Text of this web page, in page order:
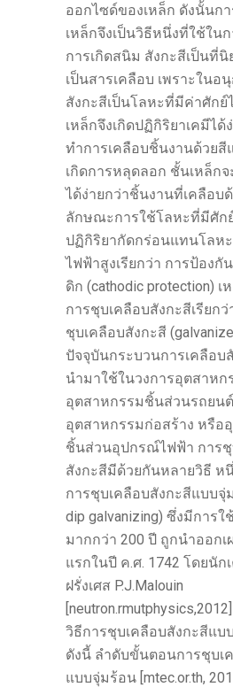
ออกไซด์ของเหล็ก ดังนั้นกา
เหล็กจึงเป็นวิธีหนึ่งที่ใช้ใน
การเกิดสนิม สังกะสีเป็นที่
เป็นสารเคลือบ เพราะในอ
สังกะสีเป็นโลหะที่มีค่าศักย์
เหล็กจึงเกิดปฏิกิริยาเคมีได้
ทำการเคลือบชิ้นงานด้วยสี
เกิดการหลุดลอก ชั้นเหล็ก
ได้ง่ายกว่าชิ้นงานที่เคลือบ
ลักษณะการใช้โลหะที่มีศัก
ปฏิกิริยากัดกร่อนแทนโลห
ไฟฟ้าสูงเรียกว่า การป้องกั
ดิก (cathodic protection) เ
การชุบเคลือบสังกะสีเรียกว่
ชุบเคลือบสังกะสี
ปัจจุบันกระบวนการเคลือบ
นำมาใช้ในวงการอุตสาหก
อุตสาหกรรมชิ้นส่วนรถยนต์
อุตสาหกรรมก่อสร้าง หรือ
ชิ้นส่วนอุปกรณ์ไฟฟ้า การชุ
สังกะสีมีด้วยกันหลายวิธี ห
การชุบเคลือบสังกะสีแบบจุ่
dip galvanizing) ซึ่งมีการใ
มากกว่า 200 ปี ถูกนำออกเ
แรกในปี ค.ศ. 1742 โดยนัก
ฝรั่งเศส P.J.Malouin
วิธีการชุบเคลือบสังกะสีแบ
ดังนี้ ลำดับขั้นตอนการชุบเ
แบบจุ่มร้อน [mtec.or.th,